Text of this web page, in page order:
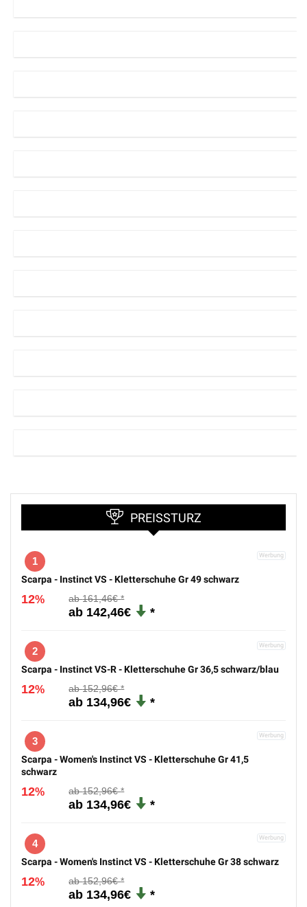
PREISSTURZ
1
Scarpa - Instinct VS - Kletterschuhe Gr 49 schwarz
12% 161,46€
142,46€
2
Scarpa - Instinct VS-R - Kletterschuhe Gr 36,5 schwarz/blau
12% 152,96€
134,96€
3
Scarpa - Women's Instinct VS - Kletterschuhe Gr 41,5
schwarz
12% 152,96€
134,96€
4
Scarpa - Women's Instinct VS - Kletterschuhe Gr 38 schwarz
12% 152,96€
134,96€